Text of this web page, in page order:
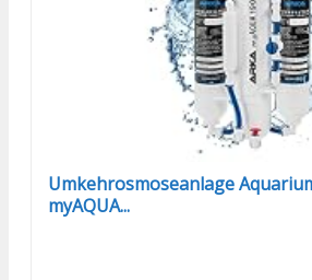
Umkehrosmoseanlage
myAQUA...